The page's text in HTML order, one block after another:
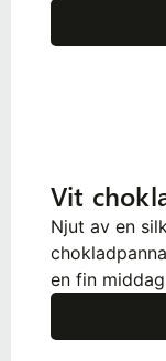
Vit
Njut av en
en fin